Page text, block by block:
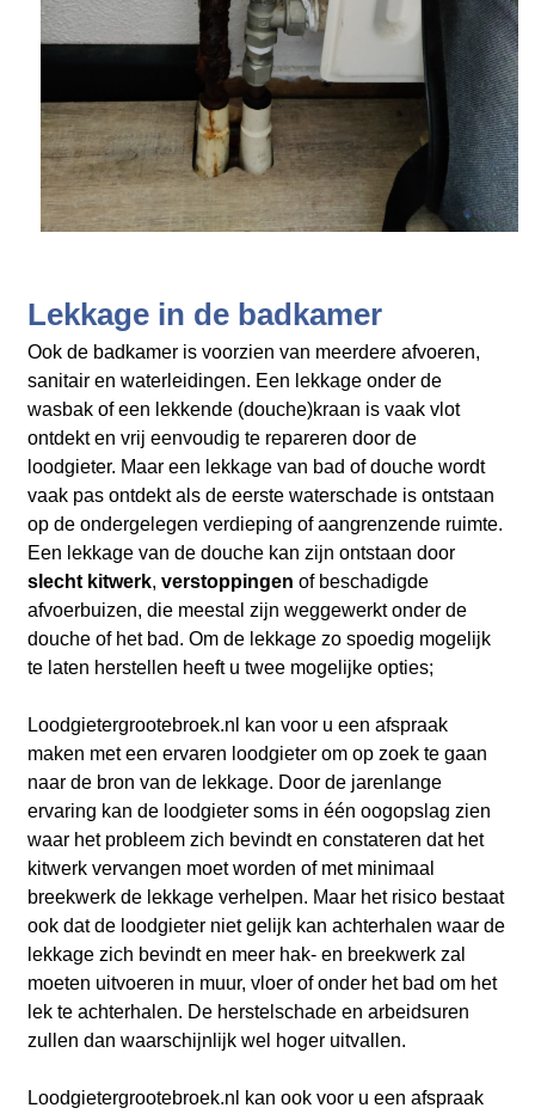
Lekkage in de badkamer
Ook de badkamer is voorzien van meerdere afvoeren,
sanitair en waterleidingen. Een lekkage onder de
wasbak of een lekkende (douche)kraan is vaak vlot
ontdekt en vrij eenvoudig te repareren door de
loodgieter. Maar een lekkage van bad of douche wordt
vaak pas ontdekt als de eerste waterschade is ontstaan
op de ondergelegen verdieping of aangrenzende ruimte.
Een lekkage van de douche kan zijn ontstaan door
slecht kitwerk, verstoppingen of beschadigde
afvoerbuizen, die meestal zijn weggewerkt onder de
douche of het bad. Om de lekkage zo spoedig mogelijk
te laten herstellen heeft u twee mogelijke opties;
Loodgietergrootebroek.nl kan voor u een afspraak
maken met een ervaren loodgieter om op zoek te gaan
naar de bron van de lekkage. Door de jarenlange
ervaring kan de loodgieter soms in één oogopslag zien
waar het probleem zich bevindt en constateren dat het
kitwerk vervangen moet worden of met minimaal
breekwerk de lekkage verhelpen. Maar het risico bestaat
ook dat de loodgieter niet gelijk kan achterhalen waar de
lekkage zich bevindt en meer hak- en breekwerk zal
moeten uitvoeren in muur, vloer of onder het bad om het
lek te achterhalen. De herstelschade en arbeidsuren
zullen dan waarschijnlijk wel hoger uitvallen.
Loodgietergrootebroek.nl kan ook voor u een afspraak